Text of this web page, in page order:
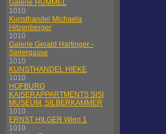
Galerie HUMMEL
1010
Kunsthandel Michaela
Hitzenberger
1010
Galerie Gerald Hartinger -
Seilergasse
1010
KUNSTHANDEL HIEKE
1010
HOFBURG
KAISERAPPARTMENTS SISI
MUSEUM, SILBERKAMMER
1010
ERNST HILGER Wien 1
1010